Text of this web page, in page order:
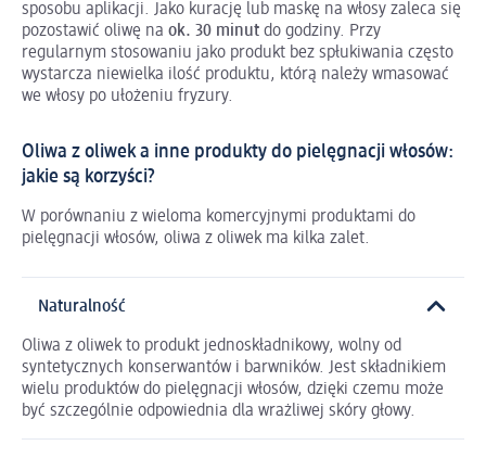
sposobu aplikacji. Jako kurację lub maskę na włosy zaleca się
pozostawić oliwę na ok. 30 minut do godziny. Przy
regularnym stosowaniu jako produkt bez spłukiwania często
wystarcza niewielka ilość produktu, którą należy wmasować
we włosy po ułożeniu fryzury.
Oliwa z oliwek a inne produkty do pielęgnacji włosów:
jakie są korzyści?
W porównaniu z wieloma komercyjnymi produktami do
pielęgnacji włosów, oliwa z oliwek ma kilka zalet.
Naturalność
Oliwa z oliwek to produkt jednoskładnikowy, wolny od
syntetycznych konserwantów i barwników. Jest składnikiem
wielu produktów do pielęgnacji włosów, dzięki czemu może
być szczególnie odpowiednia dla wrażliwej skóry głowy.